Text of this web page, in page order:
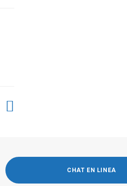
CHAT EN LINEA